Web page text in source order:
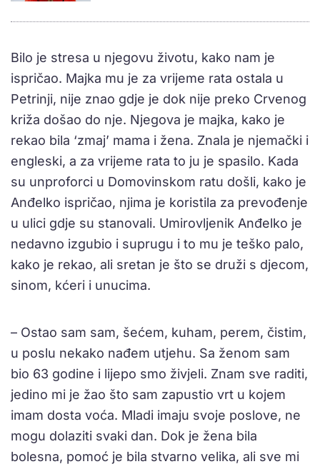
Bilo je stresa u njegovu životu, kako nam je
ispričao. Majka mu je za vrijeme rata ostala u
Petrinji, nije znao gdje je dok nije preko Crvenog
križa došao do nje. Njegova je majka, kako je
rekao bila ‘zmaj’ mama i žena. Znala je njemački i
engleski, a za vrijeme rata to ju je spasilo. Kada
su unproforci u Domovinskom ratu došli, kako je
Anđelko ispričao, njima je koristila za prevođenje
u ulici gdje su stanovali. Umirovljenik Anđelko je
nedavno izgubio i suprugu i to mu je teško palo,
kako je rekao, ali sretan je što se druži s djecom,
sinom, kćeri i unucima.
– Ostao sam sam, šećem, kuham, perem, čistim,
u poslu nekako nađem utjehu. Sa ženom sam
bio 63 godine i lijepo smo živjeli. Znam sve raditi,
jedino mi je žao što sam zapustio vrt u kojem
imam dosta voća. Mladi imaju svoje poslove, ne
mogu dolaziti svaki dan. Dok je žena bila
bolesna, pomoć je bila stvarno velika, ali sve mi